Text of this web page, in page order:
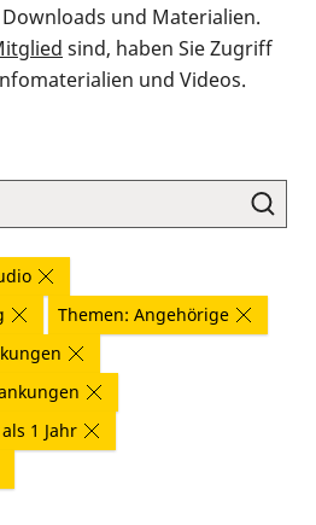
und Materialien.
sind, haben Sie Zugriff
und Videos.
Themen: Angehörige
1 Jahr